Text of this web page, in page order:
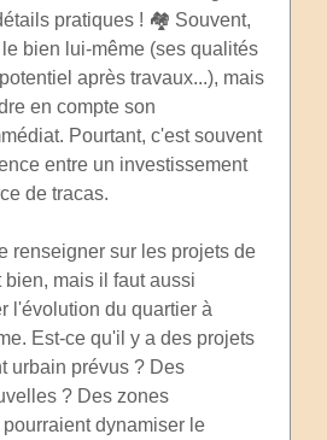
pratiques ! 🏘️ Souvent,
bien lui-même (ses qualités
après travaux...), mais
en compte son
Pourtant, c'est souvent
entre un investissement
de tracas.
renseigner sur les projets de
bien, mais il faut aussi
l'évolution du quartier à
Est-ce qu'il y a des projets
urbain prévus ? Des
? Des zones
dynamiser le